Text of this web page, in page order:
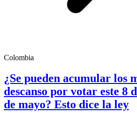
Colombia
¿Se pueden acumular los
descanso por votar este 8
de mayo? Esto dice la ley